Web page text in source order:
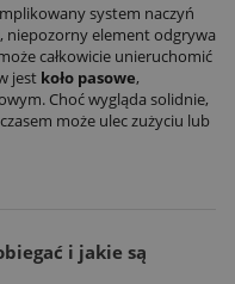
system naczyń
niepozorny element odgrywa
całkowicie unieruchomić
jest koło pasowe,
Choć wygląda solidnie,
może ulec zużyciu lub
i jakie są